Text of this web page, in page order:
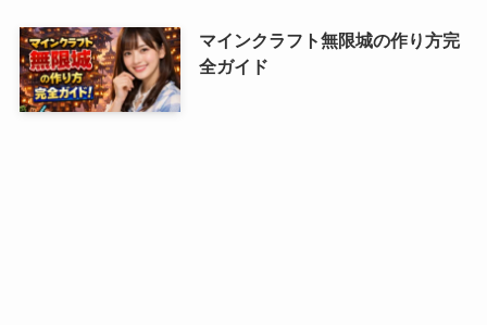
マインクラフト無限城の作り方完
全ガイド